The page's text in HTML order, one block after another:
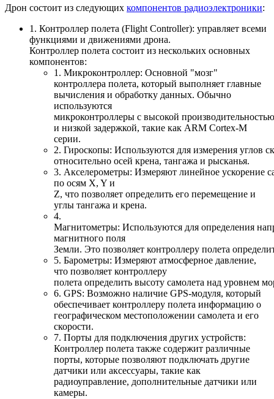
Дрон состоит из следующих компонентов радиоэлектроники:
1. Контроллер полета (Flight Controller): управляет всеми
функциями и движениями дрона.
Контроллер полета состоит из нескольких основных
компонентов:
1. Микроконтроллер: Основной "мозг"
контроллера полета, который выполняет главные
вычисления и обработку данных. Обычно
используются
микроконтроллеры с высокой производительностью
и низкой задержкой, такие как ARM Cortex-M
серии.
2. Гироскопы: Используются для измерения углов
относительно осей крена, тангажа и рысканья.
3. Акселерометры: Измеряют линейное ускорение
по осям X, Y и
Z, что позволяет определить его перемещение и
углы тангажа и крена.
4.
Магнитометры: Используются для определения
магнитного поля
Земли. Это позволяет контроллеру полета
5. Барометры: Измеряют атмосферное давление,
что позволяет контроллеру
полета определить высоту самолета над уровнем
6. GPS: Возможно наличие GPS-модуля, который
обеспечивает контроллеру полета информацию о
географическом местоположении самолета и его
скорости.
7. Порты для подключения других устройств:
Контроллер полета также содержит различные
порты, которые позволяют подключать другие
датчики или аксессуары, такие как
радиоуправление, дополнительные датчики или
камеры.